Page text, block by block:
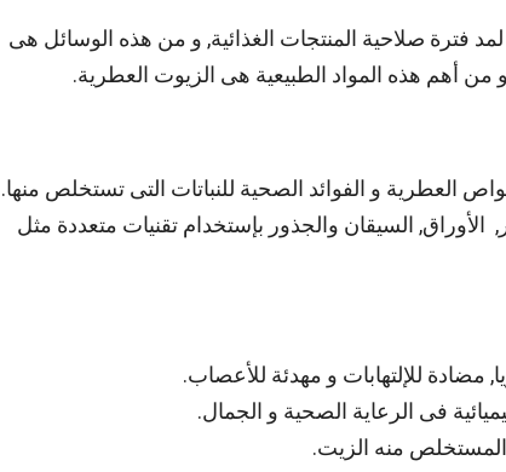
صلاحية المنتجات الغذائية, و من هذه الوسائل هى
أهم هذه المواد الطبيعية هى الزيوت العطرية.
العطرية و الفوائد الصحية للنباتات التى تستخلص منها.
السيقان والجذور بإستخدام تقنيات متعددة مثل
مضادة للإلتهابات و مهدئة للأعصاب.
فى الرعاية الصحية و الجمال.
المستخلص منه الزيت.